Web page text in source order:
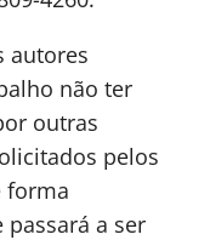
autores
não ter
outras
pelos
forma
a ser